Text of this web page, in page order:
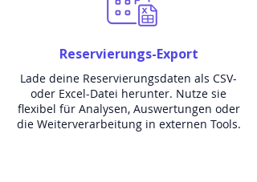
Reservierungs-Export
Lade deine Reservierungsdaten als CSV-
oder Excel-Datei herunter. Nutze sie
flexibel für Analysen, Auswertungen oder
die Weiterverarbeitung in externen Tools.